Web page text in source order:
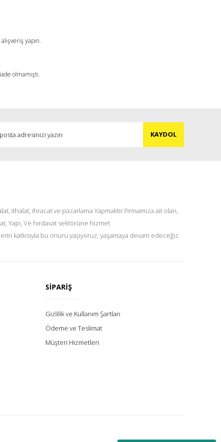
yapın.
olmamıştı.
KAYDOL
ithalat, ihracat ve pazarlama Yapmaktır.Firmamıza ait olan,
Yapı, Ve hırdavat sektörüne hizmet
katkısıyla bu onuru yaşıyoruz, yaşamaya devam edeceğiz.
SİPARİŞ
Gizlilik ve Kullanım Şartları
Ödeme ve Teslimat
Müşteri Hizmetleri